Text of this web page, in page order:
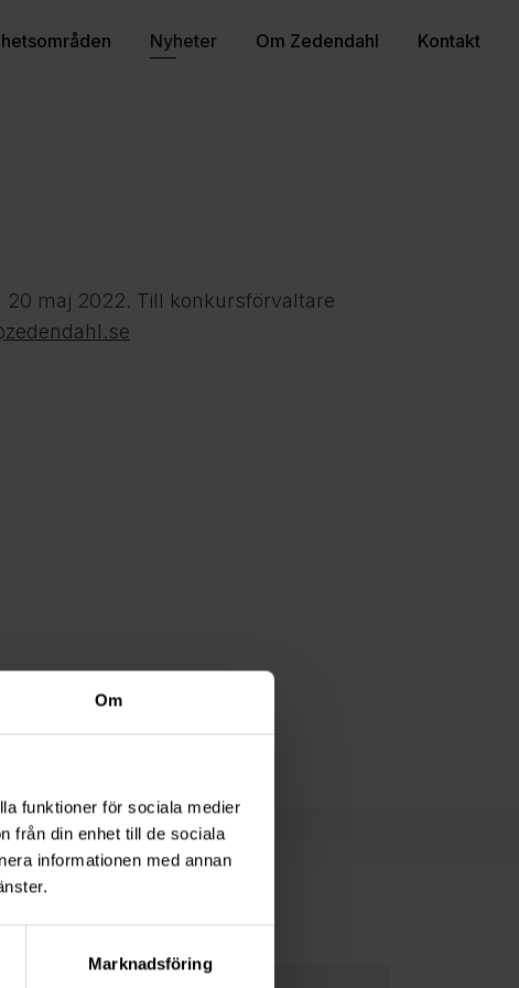
Om
funktioner för sociala medier
från din enhet till de sociala
informationen med annan
Marknadsföring
Nyheter Om Zedendahl Kontakt
20 maj 2022. Till konkursförvaltare